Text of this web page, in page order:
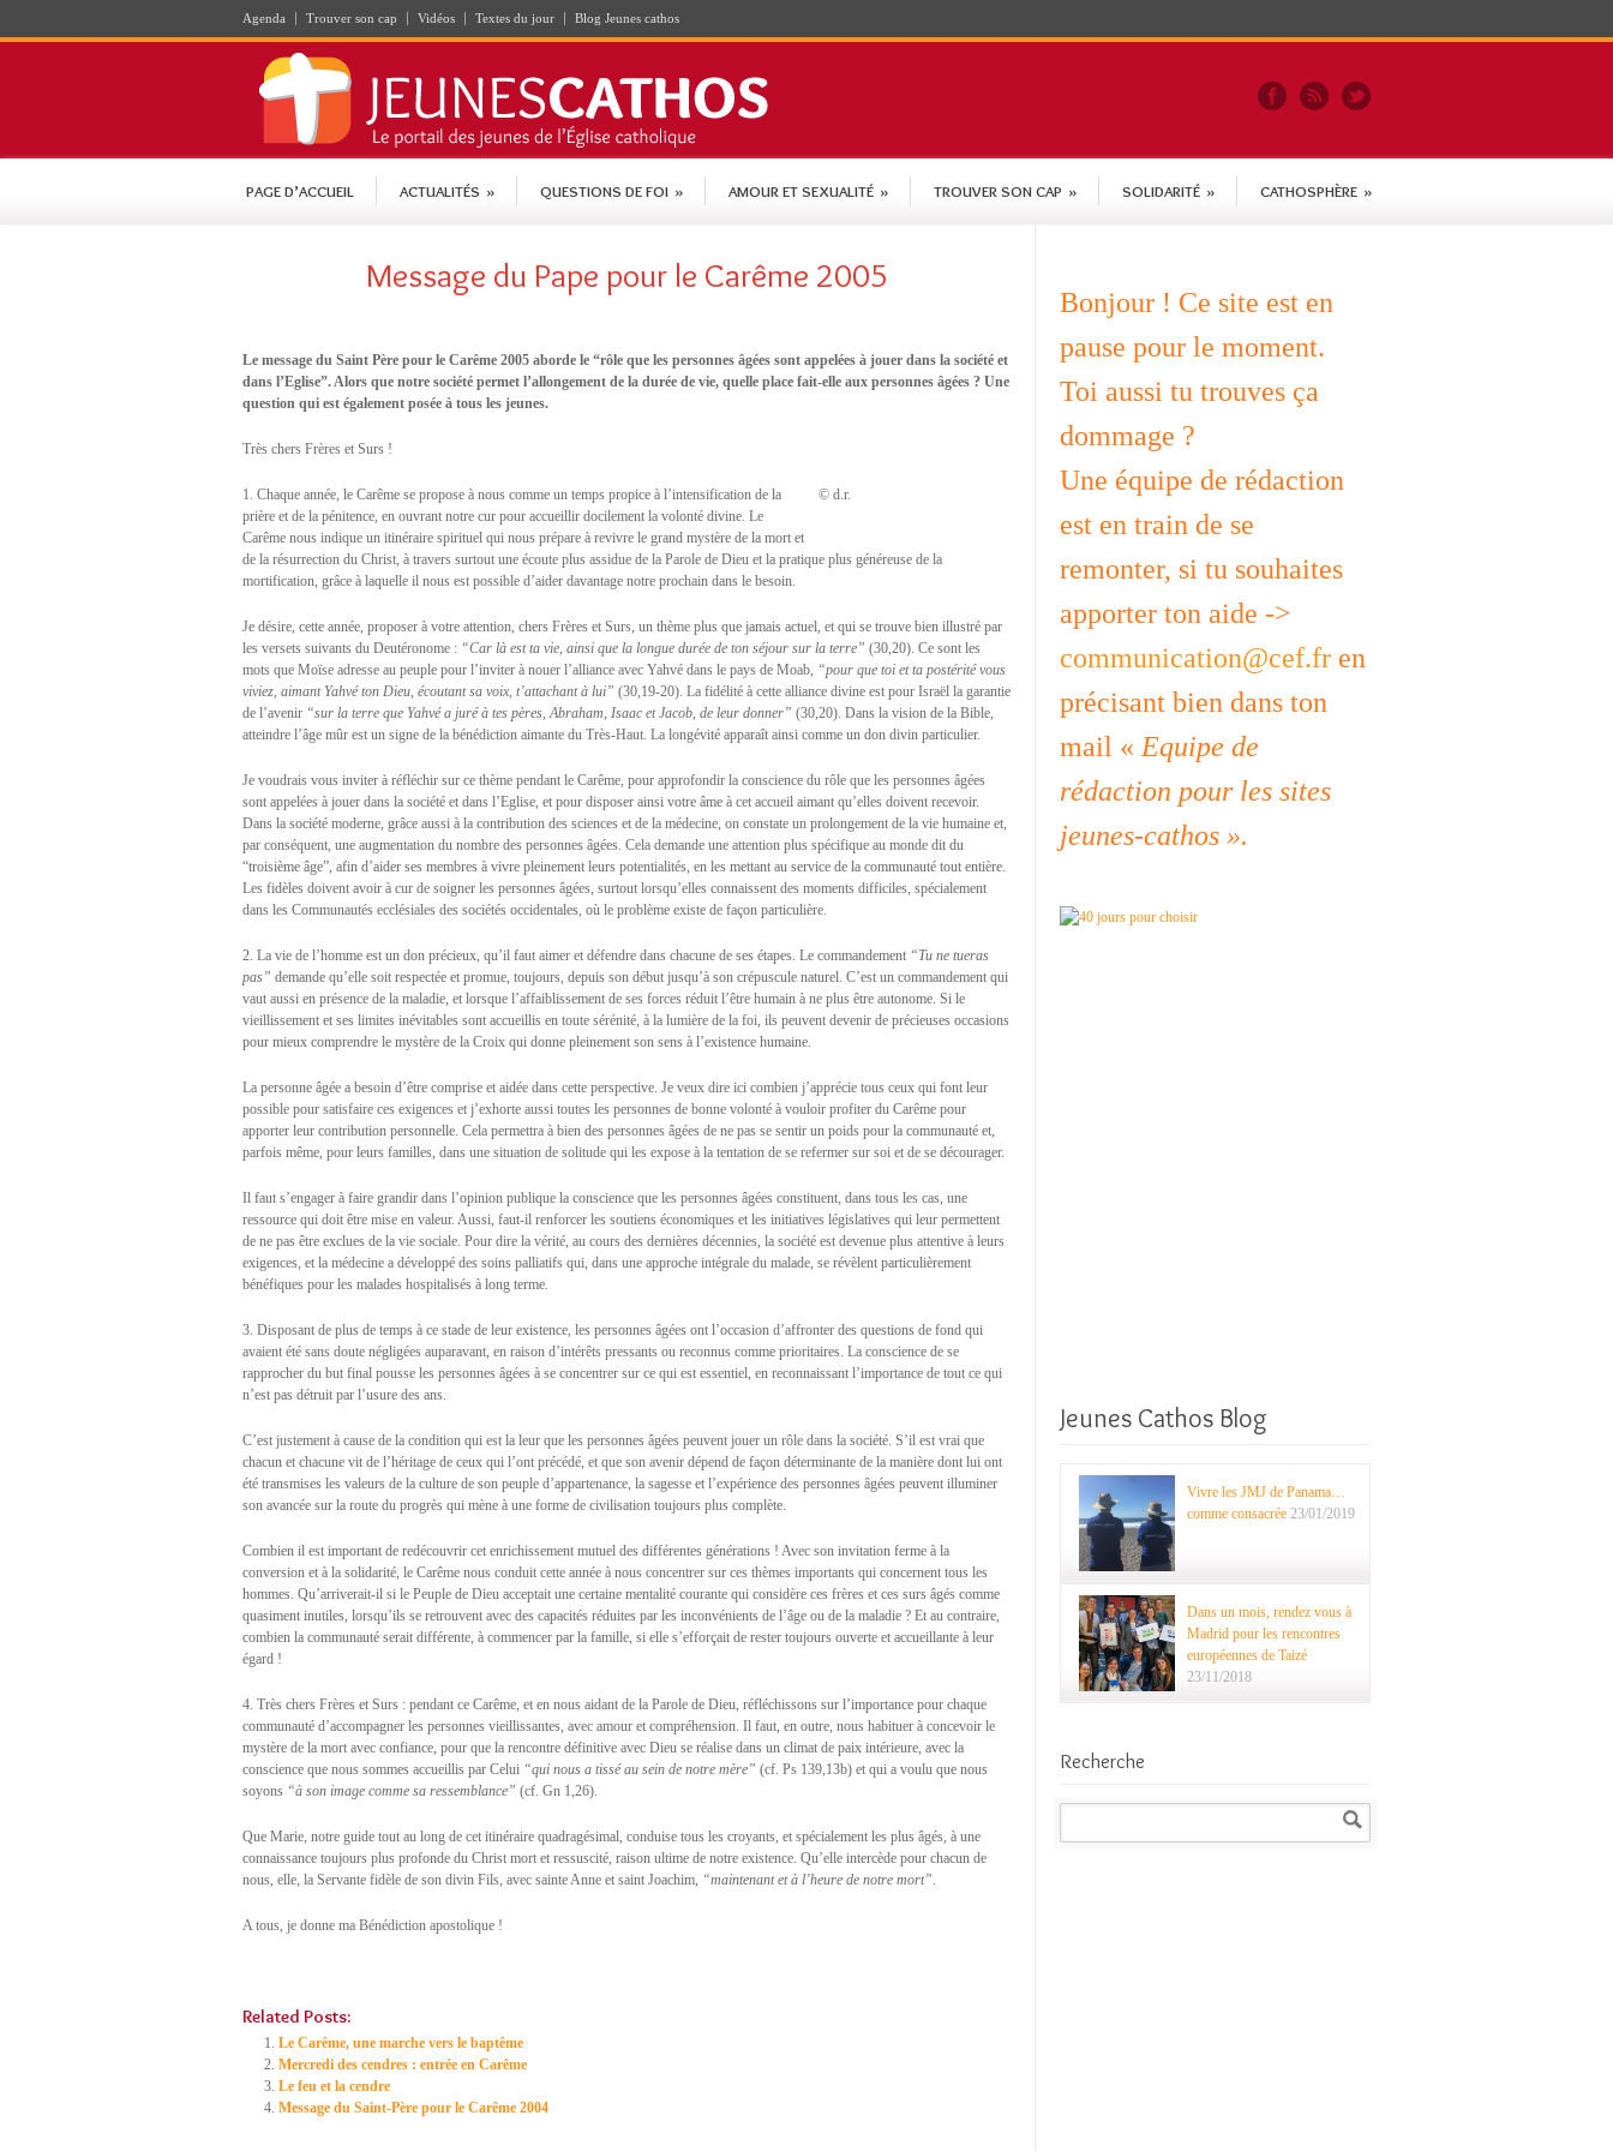
Agenda Trouver son cap Vidéos Textes du jour Blog Jeunes cathos
PAGE D’ACCUEIL ACTUALITÉS » QUESTIONS DE FOI » AMOUR ET SEXUALITÉ » TROUVER SON CAP » SOLIDARITÉ » CATHOSPHÈRE »
Message du Pape pour le Carême 2005
Le message du Saint Père pour le Carême 2005 aborde le “rôle que les personnes âgées sont appelées à jouer dans la société et
dans l’Eglise”. Alors que notre société permet l’allongement de la durée de vie, quelle place fait-elle aux personnes âgées ? Une
question qui est également posée à tous les jeunes.
Très chers Frères et Surs !
© d.r.
1. Chaque année, le Carême se propose à nous comme un temps propice à l’intensification de la
prière et de la pénitence, en ouvrant notre cur pour accueillir docilement la volonté divine. Le
Carême nous indique un itinéraire spirituel qui nous prépare à revivre le grand mystère de la mort et
de la résurrection du Christ, à travers surtout une écoute plus assidue de la Parole de Dieu et la pratique plus généreuse de la
mortification, grâce à laquelle il nous est possible d’aider davantage notre prochain dans le besoin.
Je désire, cette année, proposer à votre attention, chers Frères et Surs, un thème plus que jamais actuel, et qui se trouve bien illustré par
les versets suivants du Deutéronome : “Car là est ta vie, ainsi que la longue durée de ton séjour sur la terre” (30,20). Ce sont les
mots que Moïse adresse au peuple pour l’inviter à nouer l’alliance avec Yahvé dans le pays de Moab, “pour que toi et ta postérité vous
viviez, aimant Yahvé ton Dieu, écoutant sa voix, t’attachant à lui” (30,19-20). La fidélité à cette alliance divine est pour Israël la garantie
de l’avenir “sur la terre que Yahvé a juré à tes pères, Abraham, Isaac et Jacob, de leur donner” (30,20). Dans la vision de la Bible,
atteindre l’âge mûr est un signe de la bénédiction aimante du Très-Haut. La longévité apparaît ainsi comme un don divin particulier.
Je voudrais vous inviter à réfléchir sur ce thème pendant le Carême, pour approfondir la conscience du rôle que les personnes âgées
sont appelées à jouer dans la société et dans l’Eglise, et pour disposer ainsi votre âme à cet accueil aimant qu’elles doivent recevoir.
Dans la société moderne, grâce aussi à la contribution des sciences et de la médecine, on constate un prolongement de la vie humaine et,
par conséquent, une augmentation du nombre des personnes âgées. Cela demande une attention plus spécifique au monde dit du
“troisième âge”, afin d’aider ses membres à vivre pleinement leurs potentialités, en les mettant au service de la communauté tout entière.
Les fidèles doivent avoir à cur de soigner les personnes âgées, surtout lorsqu’elles connaissent des moments difficiles, spécialement
dans les Communautés ecclésiales des sociétés occidentales, où le problème existe de façon particulière.
2. La vie de l’homme est un don précieux, qu’il faut aimer et défendre dans chacune de ses étapes. Le commandement “Tu ne tueras
pas” demande qu’elle soit respectée et promue, toujours, depuis son début jusqu’à son crépuscule naturel. C’est un commandement qui
vaut aussi en présence de la maladie, et lorsque l’affaiblissement de ses forces réduit l’être humain à ne plus être autonome. Si le
vieillissement et ses limites inévitables sont accueillis en toute sérénité, à la lumière de la foi, ils peuvent devenir de précieuses occasions
pour mieux comprendre le mystère de la Croix qui donne pleinement son sens à l’existence humaine.
La personne âgée a besoin d’être comprise et aidée dans cette perspective. Je veux dire ici combien j’apprécie tous ceux qui font leur
possible pour satisfaire ces exigences et j’exhorte aussi toutes les personnes de bonne volonté à vouloir profiter du Carême pour
apporter leur contribution personnelle. Cela permettra à bien des personnes âgées de ne pas se sentir un poids pour la communauté et,
parfois même, pour leurs familles, dans une situation de solitude qui les expose à la tentation de se refermer sur soi et de se décourager.
Il faut s’engager à faire grandir dans l’opinion publique la conscience que les personnes âgées constituent, dans tous les cas, une
ressource qui doit être mise en valeur. Aussi, faut-il renforcer les soutiens économiques et les initiatives législatives qui leur permettent
de ne pas être exclues de la vie sociale. Pour dire la vérité, au cours des dernières décennies, la société est devenue plus attentive à leurs
exigences, et la médecine a développé des soins palliatifs qui, dans une approche intégrale du malade, se révèlent particulièrement
bénéfiques pour les malades hospitalisés à long terme.
3. Disposant de plus de temps à ce stade de leur existence, les personnes âgées ont l’occasion d’affronter des questions de fond qui
avaient été sans doute négligées auparavant, en raison d’intérêts pressants ou reconnus comme prioritaires. La conscience de se
rapprocher du but final pousse les personnes âgées à se concentrer sur ce qui est essentiel, en reconnaissant l’importance de tout ce qui
n’est pas détruit par l’usure des ans.
C’est justement à cause de la condition qui est la leur que les personnes âgées peuvent jouer un rôle dans la société. S’il est vrai que
chacun et chacune vit de l’héritage de ceux qui l’ont précédé, et que son avenir dépend de façon déterminante de la manière dont lui ont
été transmises les valeurs de la culture de son peuple d’appartenance, la sagesse et l’expérience des personnes âgées peuvent illuminer
son avancée sur la route du progrès qui mène à une forme de civilisation toujours plus complète.
Combien il est important de redécouvrir cet enrichissement mutuel des différentes générations ! Avec son invitation ferme à la
conversion et à la solidarité, le Carême nous conduit cette année à nous concentrer sur ces thèmes importants qui concernent tous les
hommes. Qu’arriverait-il si le Peuple de Dieu acceptait une certaine mentalité courante qui considère ces frères et ces surs âgés comme
quasiment inutiles, lorsqu’ils se retrouvent avec des capacités réduites par les inconvénients de l’âge ou de la maladie ? Et au contraire,
combien la communauté serait différente, à commencer par la famille, si elle s’efforçait de rester toujours ouverte et accueillante à leur
égard !
4. Très chers Frères et Surs : pendant ce Carême, et en nous aidant de la Parole de Dieu, réfléchissons sur l’importance pour chaque
communauté d’accompagner les personnes vieillissantes, avec amour et compréhension. Il faut, en outre, nous habituer à concevoir le
mystère de la mort avec confiance, pour que la rencontre définitive avec Dieu se réalise dans un climat de paix intérieure, avec la
conscience que nous sommes accueillis par Celui “qui nous a tissé au sein de notre mère” (cf. Ps 139,13b) et qui a voulu que nous
soyons “à son image comme sa ressemblance” (cf. Gn 1,26).
Que Marie, notre guide tout au long de cet itinéraire quadragésimal, conduise tous les croyants, et spécialement les plus âgés, à une
connaissance toujours plus profonde du Christ mort et ressuscité, raison ultime de notre existence. Qu’elle intercède pour chacun de
nous, elle, la Servante fidèle de son divin Fils, avec sainte Anne et saint Joachim, “maintenant et à l’heure de notre mort”.
A tous, je donne ma Bénédiction apostolique !
Related Posts:
Le Carême, une marche vers le baptême
Mercredi des cendres : entrée en Carême
Le feu et la cendre
Message du Saint-Père pour le Carême 2004
Bonjour ! Ce site est en
pause pour le moment.
Toi aussi tu trouves ça
dommage ?
Une équipe de rédaction
est en train de se
remonter, si tu souhaites
apporter ton aide ->
communication@cef.fr en
précisant bien dans ton
mail « Equipe de
rédaction pour les sites
jeunes-cathos ».
Jeunes Cathos Blog
Vivre les JMJ de Panama…
comme consacrée 23/01/2019
Dans un mois, rendez vous à
Madrid pour les rencontres
européennes de Taizé
23/11/2018
Recherche